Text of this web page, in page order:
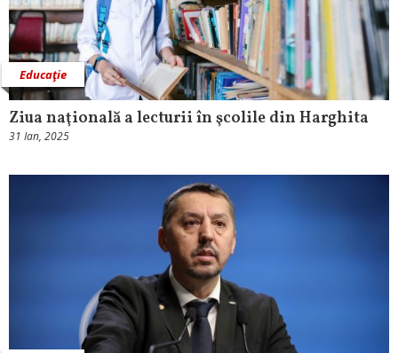
Educaţie
Ziua naţională a lecturii în şcolile din Harghita
31 Ian, 2025